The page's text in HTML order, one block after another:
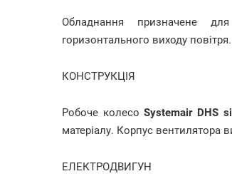
Обладнання призначене
горизонтального виходу
КОНСТРУКЦІЯ
Робоче колесоSystemair DHS
матеріалу. Корпус вентилятора
ЕЛЕКТРОДВИГУН